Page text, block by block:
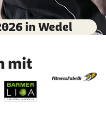
in Wedel
mit